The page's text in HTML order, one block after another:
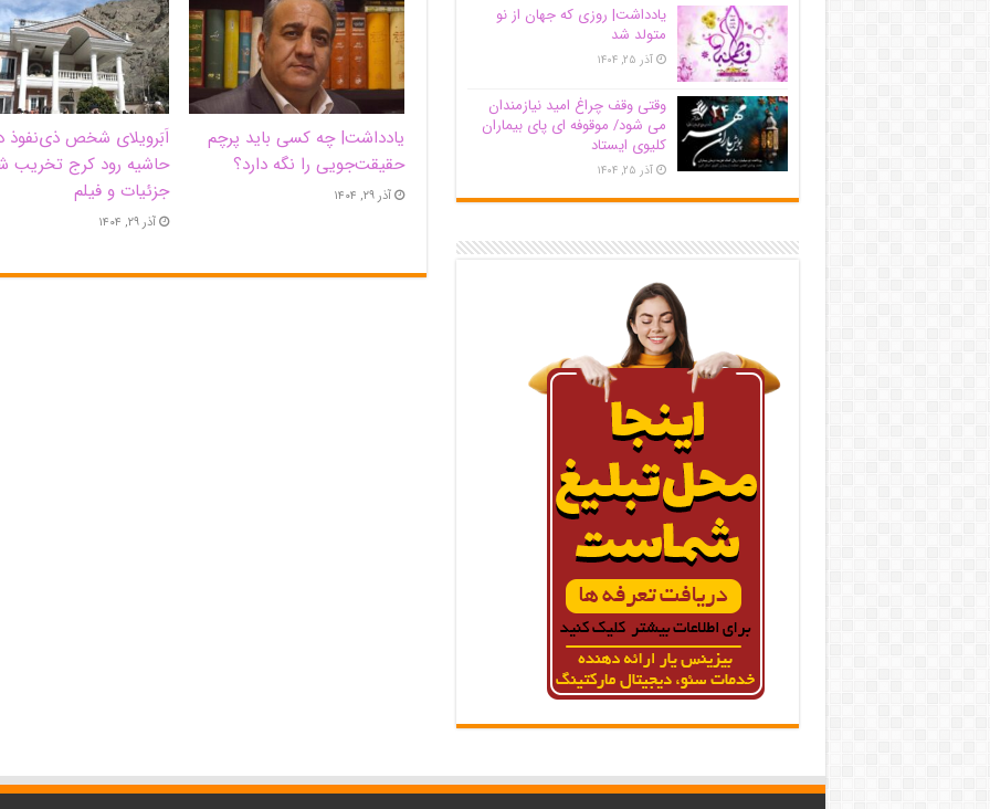
یادداشت| ‌چه کسی باید پرچم
حقیقت‌جویی را نگه دارد؟
آذر ۲۹, ۱۴۰۴
اَبَر‌ویلای شخص ذی‌نفوذ
حاشیه‌ رود کرج تخریب
جزئیات و فیلم
آذر ۲۹, ۱۴۰۴
یادداشت| روزی که جهان از نو
متولد شد
آذر ۲۵, ۱۴۰۴
وقتی وقف چراغ امید نیازمندان
می شود/ موقوفه ای پای بیماران
کلیوی ایستاد
آذر ۲۵, ۱۴۰۴